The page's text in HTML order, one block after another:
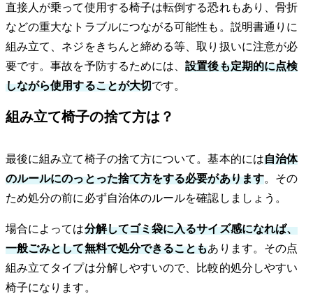
直接人が乗って使用する椅子は転倒する恐れもあり、骨折
などの重大なトラブルにつながる可能性も。説明書通りに
組み立て、ネジをきちんと締める等、取り扱いに注意が必
要です。事故を予防するためには、設置後も定期的に点検
しながら使用することが大切です。
組み立て椅子の捨て方は？
最後に組み立て椅子の捨て方について。基本的には自治体
のルールにのっとった捨て方をする必要があります。その
ため処分の前に必ず自治体のルールを確認しましょう。
場合によっては分解してゴミ袋に入るサイズ感になれば、
一般ごみとして無料で処分できることもあります。その点
組み立てタイプは分解しやすいので、比較的処分しやすい
椅子になります。